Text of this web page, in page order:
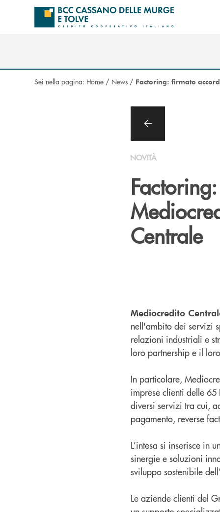
Salta al contenuto principale
Sei nella pagina: Home / News / Factoring: firmato
NOVITÀ
Centrale
Mediocredito
nell'ambito dei servizi
relazioni industriali e
loro partnership e il
In particolare,
imprese clienti delle 65
diversi servizi tra cui,
pagamento, reverse
L’intesa si inserisce in
sinergie e soluzioni
sviluppo sostenibile
Le aziende clienti del